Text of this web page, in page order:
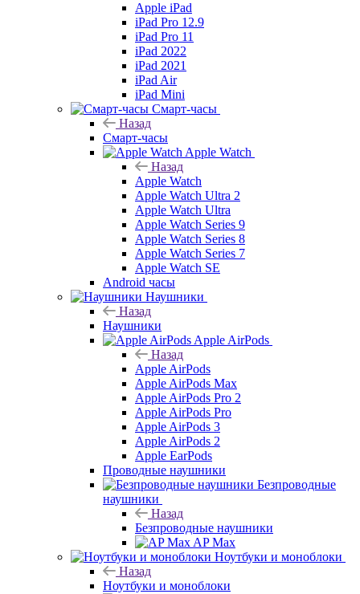
Apple iPad
iPad Pro 12.9
iPad Pro 11
iPad 2022
iPad 2021
iPad Air
iPad Mini
Смарт-часы
Назад
Смарт-часы
Apple Watch
Назад
Apple Watch
Apple Watch Ultra 2
Apple Watch Ultra
Apple Watch Series 9
Apple Watch Series 8
Apple Watch Series 7
Apple Watch SE
Android часы
Наушники
Назад
Наушники
Apple AirPods
Назад
Apple AirPods
Apple AirPods Max
Apple AirPods Pro 2
Apple AirPods Pro
Apple AirPods 3
Apple AirPods 2
Apple EarPods
Проводные наушники
Безпроводные
наушники
Назад
Безпроводные наушники
AP Max
Ноутбуки и моноблоки
Назад
Ноутбуки и моноблоки